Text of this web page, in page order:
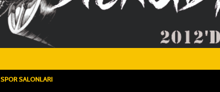
SPOR SALONLARI